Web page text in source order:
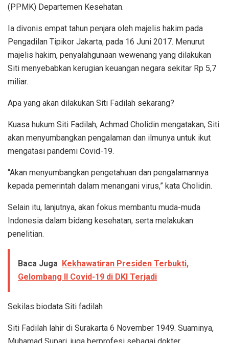
(PPMK) Departemen Kesehatan.
Ia divonis empat tahun penjara oleh majelis hakim pada
Pengadilan Tipikor Jakarta, pada 16 Juni 2017. Menurut
majelis hakim, penyalahgunaan wewenang yang dilakukan
Siti menyebabkan kerugian keuangan negara sekitar Rp 5,7
miliar.
Apa yang akan dilakukan Siti Fadilah sekarang?
Kuasa hukum Siti Fadilah, Achmad Cholidin mengatakan, Siti
akan menyumbangkan pengalaman dan ilmunya untuk ikut
mengatasi pandemi Covid-19.
“Akan menyumbangkan pengetahuan dan pengalamannya
kepada pemerintah dalam menangani virus,” kata Cholidin.
Selain itu, lanjutnya, akan fokus membantu muda-muda
Indonesia dalam bidang kesehatan, serta melakukan
penelitian.
Baca Juga Kekhawatiran Presiden Terbukti,
Gelombang II Covid-19 di DKI Terjadi
Sekilas biodata Siti fadilah
Siti Fadilah lahir di Surakarta 6 November 1949. Suaminya,
Muhamad Supari, juga berprofesi sebagai dokter.